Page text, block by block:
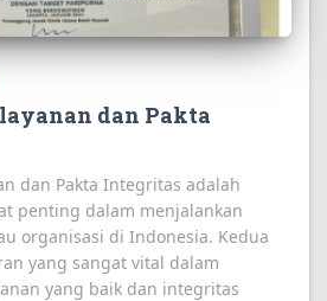
dan Pakta
dan Pakta Integritas adalah
penting dalam menjalankan
organisasi di Indonesia. Kedua
yang sangat vital dalam
yang baik dan integritas